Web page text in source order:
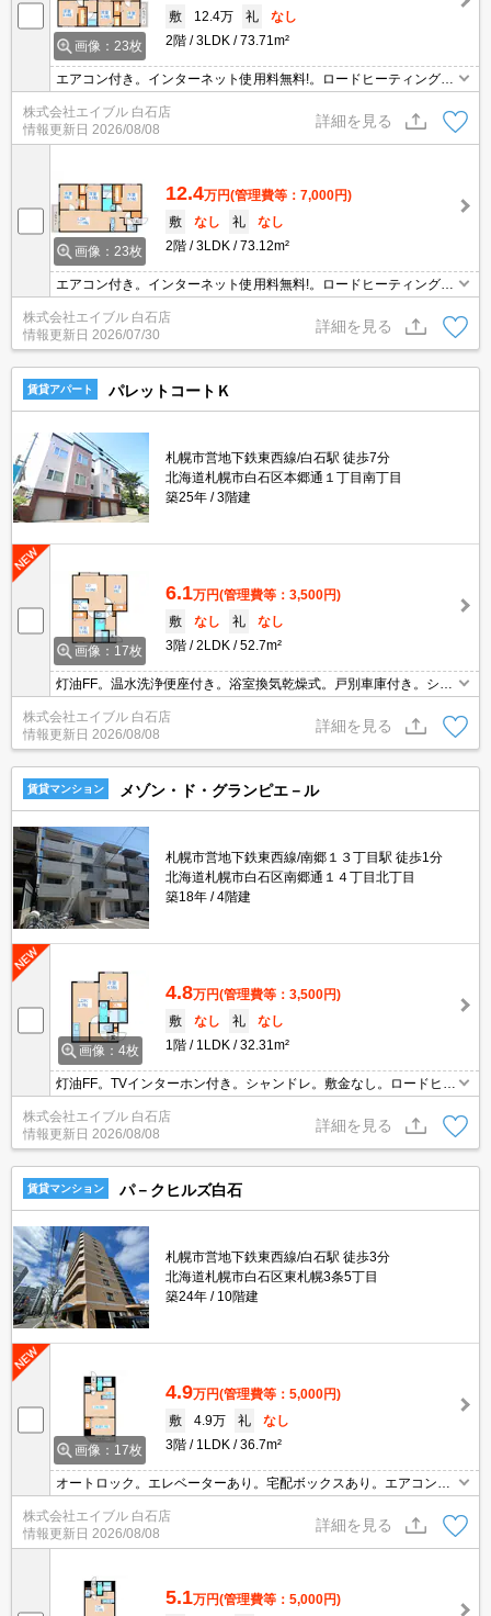
画像：23枚
敷
12.4万 礼
なし
2階
3LDK 73.71m²
エアコン付き。インターネット使用料無料!。ロードヒーティング。
ウォークインクローゼット付き。トランクルームあり。浴室乾燥機
付。エレベーターあり。ペット可。バルコニー。システムキッチ
ン。
株式会社エイブル 白石店
情報更新日 2026/08/08
詳細を見る
画像：23枚
12.4万円(管理費等：7,000円)
敷
なし 礼
なし
2階
3LDK 73.12m²
エアコン付き。インターネット使用料無料!。ロードヒーティング。
ウォークインクローゼット付き。トランクルームあり。浴室乾燥機
付。エレベーターあり。ペット可。バルコニー。システムキッチ
ン。
株式会社エイブル 白石店
情報更新日 2026/07/30
詳細を見る
賃貸アパート パレットコートＫ
札幌市営地下鉄東西線/白石駅 徒歩7分
北海道札幌市白石区本郷通１丁目南丁目
築25年
3階建
画像：17枚
6.1万円(管理費等：3,500円)
敷
なし 礼
なし
3階
2LDK 52.7m²
灯油FF。温水洗浄便座付き。浴室換気乾燥式。戸別車庫付き。シャ
ンドレ。TVインターホン付き。トランクルームあり。敷金・礼金な
し。初期費用クレジット払い可能。
株式会社エイブル 白石店
情報更新日 2026/08/08
詳細を見る
賃貸マンション メゾン・ド・グランピエ－ル
札幌市営地下鉄東西線/南郷１３丁目駅 徒歩1分
北海道札幌市白石区南郷通１４丁目北丁目
築18年
4階建
画像：4枚
4.8万円(管理費等：3,500円)
敷
なし 礼
なし
1階
1LDK 32.31m²
灯油FF。TVインターホン付き。シャンドレ。敷金なし。ロードヒー
ティング。シャワー付トイレ。エアコン付き。インターネット使用
料無料!。防犯カメラ。オートロック。BS受信可。初期費用カード
払い可。
株式会社エイブル 白石店
情報更新日 2026/08/08
詳細を見る
賃貸マンション パ－クヒルズ白石
札幌市営地下鉄東西線/白石駅 徒歩3分
北海道札幌市白石区東札幌3条5丁目
築24年
10階建
画像：17枚
4.9万円(管理費等：5,000円)
敷
4.9万 礼
なし
3階
1LDK 36.7m²
オートロック。エレベーターあり。宅配ボックスあり。エアコン付
き。バルコニー。温水洗浄便座付き。洗面化粧台付き。光ファイバ
ー対応。シューズボックス付き。ロードヒーティング。初期費用カ
ード払い可。
株式会社エイブル 白石店
情報更新日 2026/08/08
詳細を見る
5.1万円(管理費等：5,000円)